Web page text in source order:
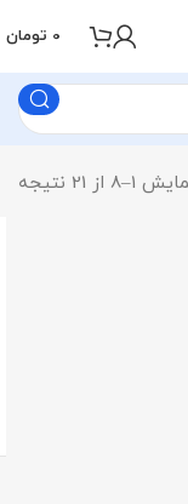
0 تومان
1–8 از 21 نتیجه